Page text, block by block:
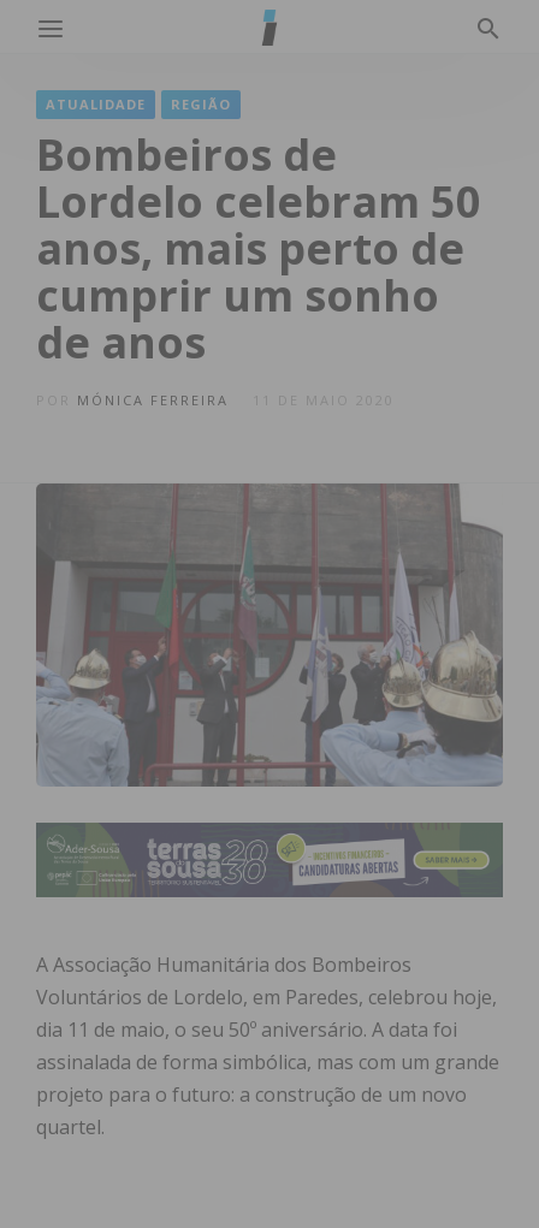
ATUALIDADE REGIÃO
Bombeiros de
Lordelo celebram 50
anos, mais perto de
cumprir um sonho
de anos
MÓNICA FERREIRA 11 DE MAIO 2020
A Associação Humanitária dos Bombeiros
Voluntários de Lordelo, em Paredes, celebrou hoje,
dia 11 de maio, o seu 50º aniversário. A data foi
assinalada de forma simbólica, mas com um grande
projeto para o futuro: a construção de um novo
quartel.